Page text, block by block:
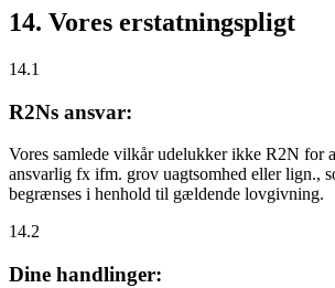
14. Vores erstatningspligt
14.1
R2Ns ansvar:
Vores samlede vilkår udelukker ikke R2N for
ansvarlig fx ifm. grov uagtsomhed eller lign.,
begrænses i henhold til gældende lovgivning.
14.2
Dine handlinger: